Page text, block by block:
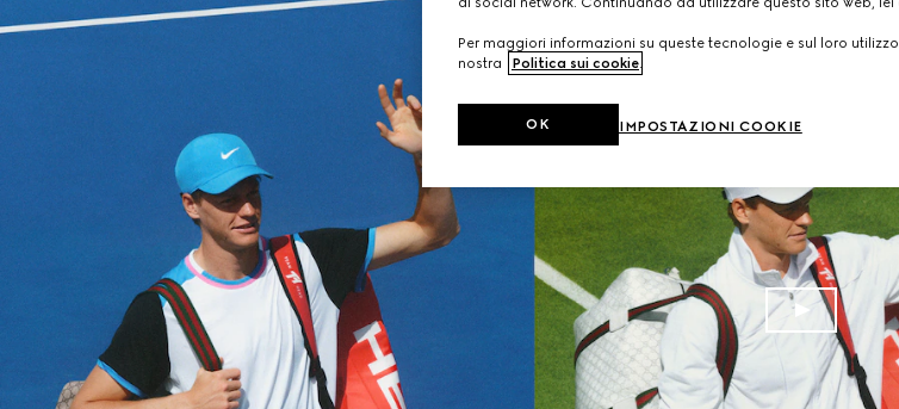
Per maggiori informazioni su queste tecnologie e sul loro
nostra
Politica sui cookie.
IMPOSTAZIONI COOKIE
OK